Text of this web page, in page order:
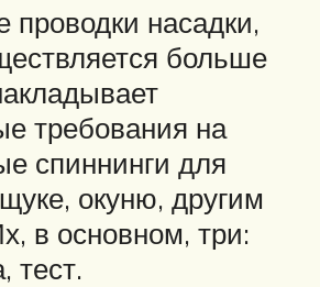
проводки насадки,
больше
требования на
спиннинги для
окуню, другим
в основном, три:
тест.